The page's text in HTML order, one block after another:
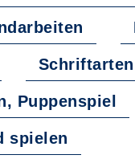
Puppenspiel
spielen